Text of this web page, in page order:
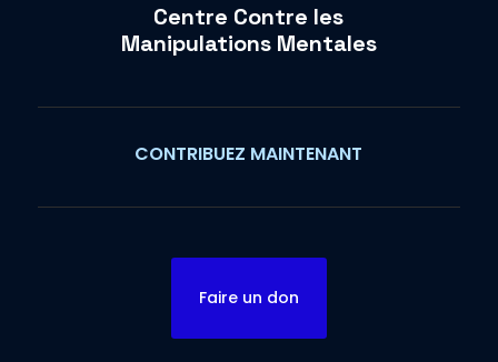
Centre Contre les
Manipulations Mentales
CONTRIBUEZ MAINTENANT
Faire un don